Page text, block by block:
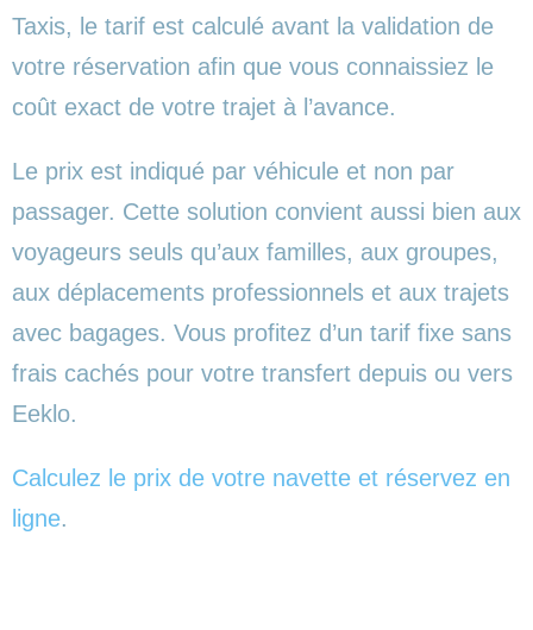
Taxis, le tarif est calculé avant la validation de
votre réservation afin que vous connaissiez le
coût exact de votre trajet à l’avance.
Le prix est indiqué par véhicule et non par
passager. Cette solution convient aussi bien aux
voyageurs seuls qu’aux familles, aux groupes,
aux déplacements professionnels et aux trajets
avec bagages. Vous profitez d’un tarif fixe sans
frais cachés pour votre transfert depuis ou vers
Eeklo.
Calculez le prix de votre navette et réservez en
ligne.